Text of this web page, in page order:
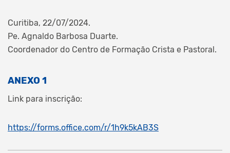
Curitiba, 22/07/2024.
Pe. Agnaldo Barbosa Duarte.
Coordenador do Centro de Formação Crista e Pastoral.
ANEXO 1
Link para inscrição:
https://forms.office.com/r/1h9k5kAB3S